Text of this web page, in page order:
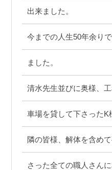
出来ました。
今までの人生50年余り
ました。
清水先生並びに奥様、
車場を貸して下さったK
隣の皆様、解体を含め
さった全ての職人さん